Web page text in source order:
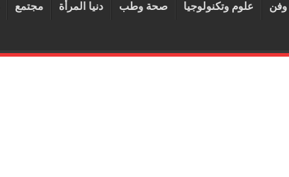
وفن علوم وتكنولوجيا صحة وطب دنيا المرأة مجتمع